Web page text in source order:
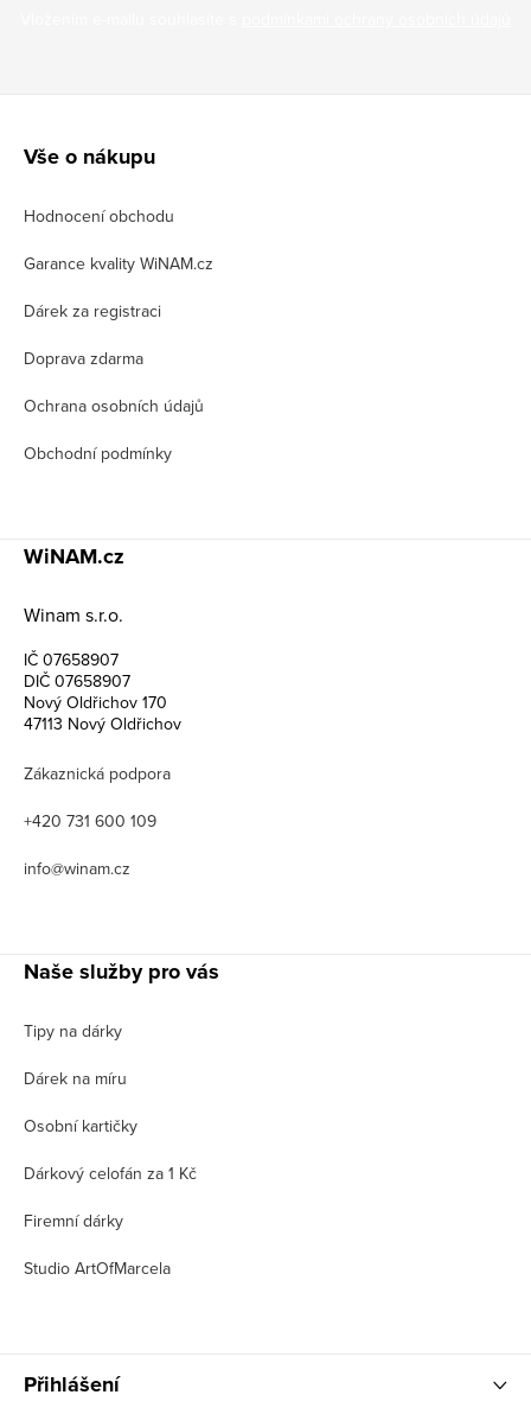
Vše o nákupu
Hodnocení obchodu
Garance kvality WiNAM.cz
Dárek za registraci
Doprava zdarma
Ochrana osobních údajů
Obchodní podmínky
WiNAM.cz
Winam s.r.o.
IČ 07658907
DIČ 07658907
Nový Oldřichov 170
47113 Nový Oldřichov
Zákaznická podpora
+420 731 600 109
info@winam.cz
Naše služby pro vás
Tipy na dárky
Dárek na míru
Osobní kartičky
Dárkový celofán za 1 Kč
Firemní dárky
Studio ArtOfMarcela
Přihlášení